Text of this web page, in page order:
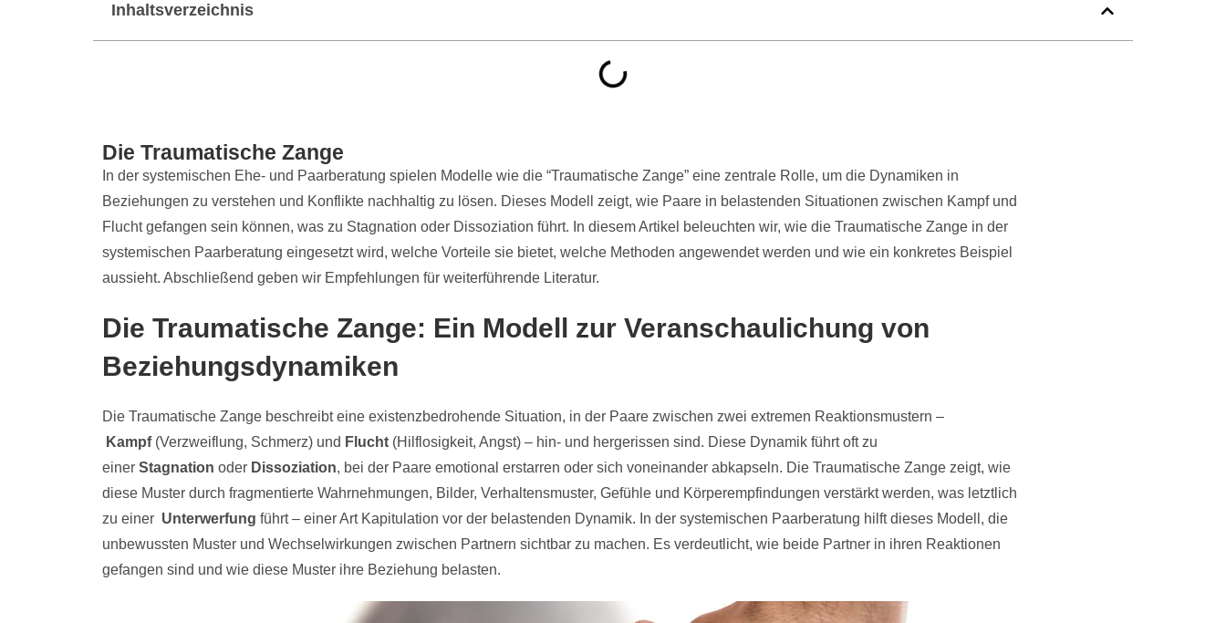
Inhaltsverzeichnis
Die Traumatische Zange
In der systemischen Ehe- und Paarberatung spielen Modelle wie die “Traumatische Zange” eine zentrale Rolle, um die Dynamiken in
Beziehungen zu verstehen und Konflikte nachhaltig zu lösen. Dieses Modell zeigt, wie Paare in belastenden Situationen zwischen Kampf und
Flucht gefangen sein können, was zu Stagnation oder Dissoziation führt. In diesem Artikel beleuchten wir, wie die Traumatische Zange in der
systemischen Paarberatung eingesetzt wird, welche Vorteile sie bietet, welche Methoden angewendet werden und wie ein konkretes Beispiel
aussieht. Abschließend geben wir Empfehlungen für weiterführende Literatur.
Die Traumatische Zange: Ein Modell zur Veranschaulichung von
Beziehungsdynamiken
Die Traumatische Zange beschreibt eine existenzbedrohende Situation, in der Paare zwischen zwei extremen Reaktionsmustern –
Kampf(Verzweiflung, Schmerz) und Flucht (Hilflosigkeit, Angst) – hin- und hergerissen sind. Diese Dynamik führt oft zu
einer Stagnation oder Dissoziation, bei der Paare emotional erstarren oder sich voneinander abkapseln. Die Traumatische Zange zeigt, wie
diese Muster durch fragmentierte Wahrnehmungen, Bilder, Verhaltensmuster, Gefühle und Körperempfindungen verstärkt werden, was letztlich
zu einer Unterwerfung führt – einer Art Kapitulation vor der belastenden Dynamik. In der systemischen Paarberatung hilft dieses Modell, die
unbewussten Muster und Wechselwirkungen zwischen Partnern sichtbar zu machen. Es verdeutlicht, wie beide Partner in ihren Reaktionen
gefangen sind und wie diese Muster ihre Beziehung belasten.